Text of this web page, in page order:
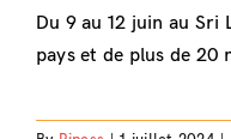
Du 9 au 12 juin au Sri
pays et de plus de 20